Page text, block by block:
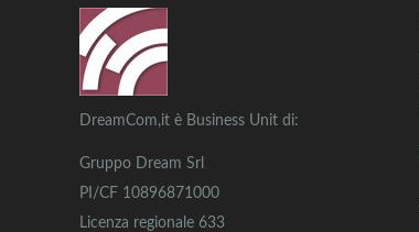
DreamCom,it è Business Unit di:
Gruppo Dream Srl
PI/CF 10896871000
Licenza regionale 633